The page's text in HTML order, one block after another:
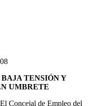
TENSIÓN Y
UMBRETE
El Concejal de Empleo del